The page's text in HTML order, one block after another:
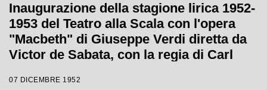
Inaugurazione della stagione lirica 1952-
1953 del Teatro alla Scala con l'opera
"Macbeth" di Giuseppe Verdi diretta da
Victor de Sabata, con la regia di Carl
07 DICEMBRE 1952